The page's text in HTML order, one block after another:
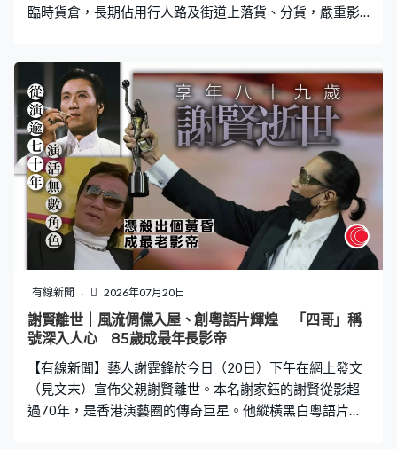
臨時貨倉，長期佔用行人路及街道上落貨、分貨，嚴重影
民投訴為「黑點」。 據《一線搜查》實地巡視，其中一個
黑點為馬可尼道與廣播道交界，現場可見執貨人員直接在
馬路中心拆貨、分貨，周邊有多輛車輛經過，情況極為危
險。貨物堆積佔據行人路，大量市民需出入該處。炎熱天
氣下，若貨物包含食物，極易變壞。貨物長時間暴露街
頭，影響市容及衛生。 另一個黑點則位於土瓜灣九龍城道
的東龍天橋橋底，貨物堆放高度更超過一個成年人，幾乎
霸佔整條行人路。雖然有工作人員現場整理，但大型貨車
頻繁上落貨，容易遮擋道路使用者視線，構成交通安全隱
患。九龍城區議員林博更直言因為橋底有上蓋，「好天
曬、雨天淋都唔怕，而且係非常之中心位，如果呢度分貨
出去就比較快捷，同埋路程比較短。」 「其實呢個位以前
都有個集運點，自從冇咗個鋪頭後，好多貨物都會擺出
「係好多市民嘅必經之路，上次都有人度跌親啦，爭啲發
生
有線新聞 2026年07月20日
謝賢離世｜風流倜儻入屋、創粵語片輝煌 「四哥」稱
號深入人心 85歲成最年長影帝
【有線新聞】藝人謝霆鋒於今日（20日）下午在網上發文
（見文末）宣佈父親謝賢離世。本名謝家鈺的謝賢從影超
過70年，是香港演藝圈的傳奇巨星。他縱橫黑白粵語片、